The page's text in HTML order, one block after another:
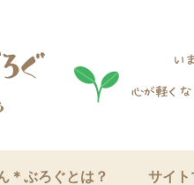
＊ぶろぐとは？ サイト